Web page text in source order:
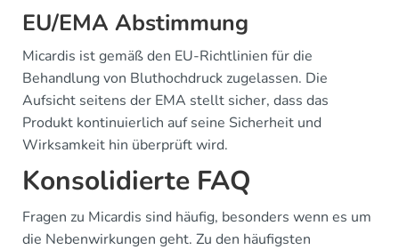
EU/EMA Abstimmung
Micardis ist gemäß den EU-Richtlinien für die
Behandlung von Bluthochdruck zugelassen. Die
Aufsicht seitens der EMA stellt sicher, dass das
Produkt kontinuierlich auf seine Sicherheit und
Wirksamkeit hin überprüft wird.
Konsolidierte FAQ
Fragen zu Micardis sind häufig, besonders wenn es um
die Nebenwirkungen geht. Zu den häufigsten